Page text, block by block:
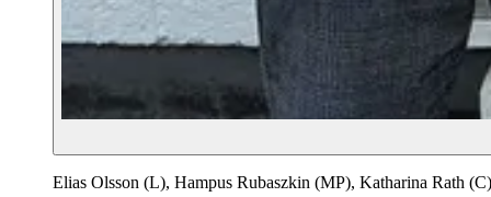
Elias Olsson (L), Hampus Rubaszkin (MP), Katharina Rath (C)